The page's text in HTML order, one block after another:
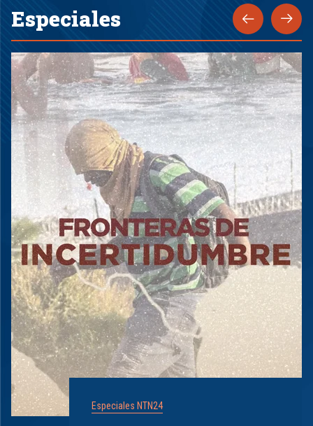
Especiales
Especiales NTN24